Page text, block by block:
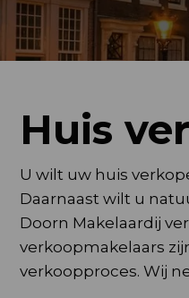
Huis
U wilt uw huis
Daarnaast wilt u
Doorn Makelaardij
verkoopmakelaars
verkoopproces. Wij